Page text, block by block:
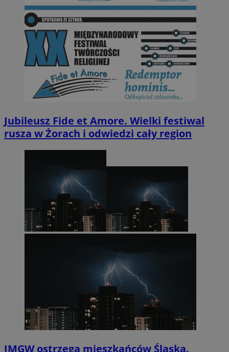
Jubileusz Fide et Amore. Wielki festiwal
rusza w Żorach i odwiedzi cały region
IMGW ostrzega mieszkańców Śląska.